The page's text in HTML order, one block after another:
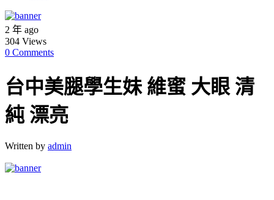
2 年 ago
304 Views
0 Comments
台中美腿學生妹 維蜜 大眼 清
純 漂亮
Written by admin